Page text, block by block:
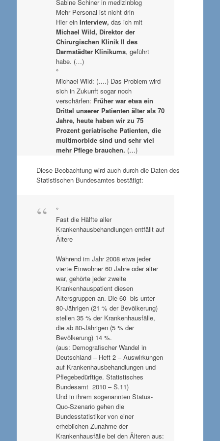
Sabine Schiner in medizinblog
Mehr Personal ist nicht drin
Hier ein Interview, das ich mit
Michael Wild, Direktor der
Chirurgischen Klinik II des
Darmstädter Klinikums, geführt
habe. (…)
°
Michael Wild: (….) Das Problem wird
sich in Zukunft sogar noch
verschärfen: Früher war etwa ein
Drittel unserer Patienten älter als 70
Jahre, heute haben wir zu 75
Prozent geriatrische Patienten, die
multimorbide sind und sehr viel
mehr Pflege brauchen. (…)
Diese Beobachtung wird auch durch die Daten des
Statistischen Bundesamtes bestätigt:
°
Fast die Hälfte aller
Krankenhausbehandlungen entfällt auf
Ältere
Während im Jahr 2008 etwa jeder
vierte Einwohner 60 Jahre oder älter
war, gehörte jeder zweite
Krankenhauspatient diesen
Altersgruppen an. Die 60- bis unter
80-Jährigen (21 % der Bevölkerung)
stellen 35 % der Krankenhausfälle,
die ab 80-Jährigen (5 % der
Bevölkerung) 14 %.
(aus: Demografischer Wandel in
Deutschland – Heft 2 – Auswirkungen
auf Krankenhausbehandlungen und
Pflegebedürftige. Statistisches
Bundesamt 2010 – S.11)
Und in ihrem sogenannten Status-
Quo-Szenario gehen die
Bundesstatistiker von einer
erheblichen Zunahme der
Krankenhausfälle bei den Älteren aus: